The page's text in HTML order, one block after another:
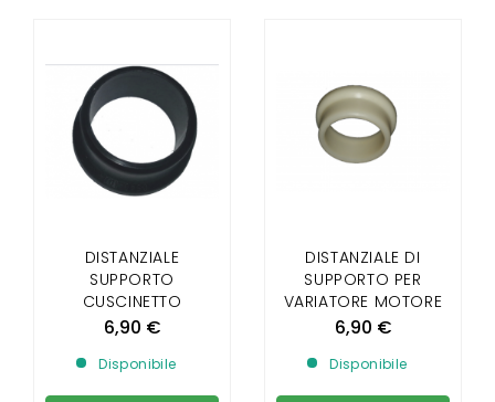
DISTANZIALE
SUPPORTO
CUSCINETTO
VARIATORE MOTORE
6,90 €
Disponibile
DISTANZIALE DI
SUPPORTO PER
VARIATORE MOTORE
DOPO IL 2008
6,90 €
Disponibile